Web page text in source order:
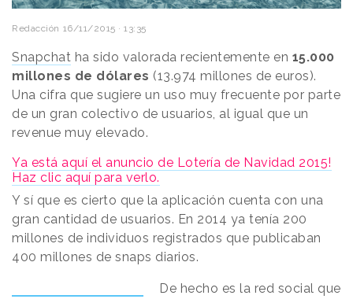
Redacción 16/11/2015 · 13:35
Snapchat ha sido valorada recientemente en 15.000
millones de dólares (13.974 millones de euros).
Una cifra que sugiere un uso muy frecuente por parte
de un gran colectivo de usuarios, al igual que un
revenue muy elevado.
Ya está aquí el anuncio de Lotería de Navidad 2015!
Haz clic aquí para verlo.
Y sí que es cierto que la aplicación cuenta con una
gran cantidad de usuarios. En 2014 ya tenía 200
millones de individuos registrados que publicaban
400 millones de snaps diarios.
De hecho es la red social que